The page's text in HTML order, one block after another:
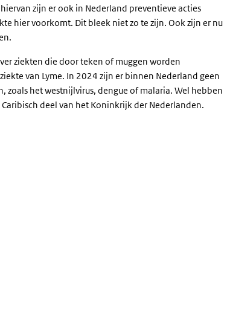
zijn er ook in Nederland preventieve acties
hier voorkomt. Dit bleek niet zo te zijn. Ook zijn er nu
ziekten die door teken of muggen worden
van Lyme. In 2024 zijn er binnen Nederland geen
zoals het westnijlvirus, dengue of malaria. Wel hebben
deel van het Koninkrijk der Nederlanden.